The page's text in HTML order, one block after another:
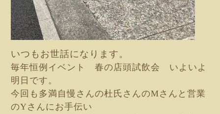
いつもお世話になります。
毎年恒例イベント 春の店頭試飲会 いよいよ
明日です。
今回も多満自慢さんの杜氏さんのMさんと営業
のYさんにお手伝い